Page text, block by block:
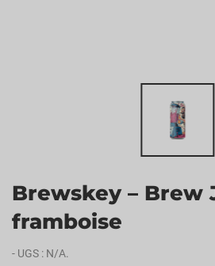
Brewskey – Brew
framboise
- UGS : N/A.